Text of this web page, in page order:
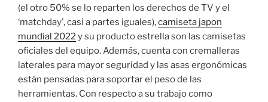
(el otro 50% se lo reparten los derechos de TV y el
‘matchday’, casi a partes iguales),camiseta japon
mundial 2022y su producto estrella son las camisetas
oficiales del equipo. Además, cuenta con cremalleras
laterales para mayor seguridad y las asas ergonómicas
están pensadas para soportar el peso de las
herramientas. Con respecto a su trabajo como